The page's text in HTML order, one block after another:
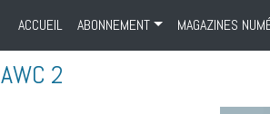
ACCUEIL ABONNEMENT MAGAZINES
AWC 2